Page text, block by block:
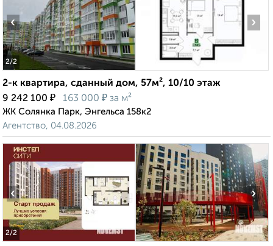
2/2
‹ ›
2-к квартира, сданный дом, 57м², 10/10 этаж
9 242 100 ₽ 163 000 ₽ за м²
ЖК Солянка Парк, Энгельса 158к2
Агентство, 04.08.2026
2/2
‹ ›